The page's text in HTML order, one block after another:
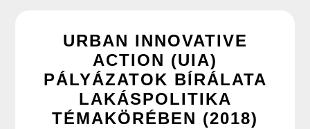
URBAN INNOVATIVE
ACTION (UIA)
PÁLYÁZATOK BÍRÁLATA
LAKÁSPOLITIKA
TÉMAKÖRÉBEN (2018)